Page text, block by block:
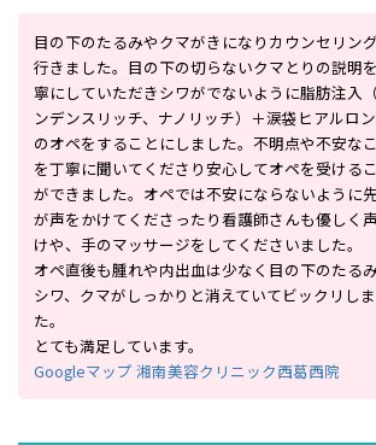
目の下のたるみやクマがきになりカウンセリン
行きました。目の下の切らないクマとりの説明
寧にしていただきシワがでないように脂肪注入
ンデンスリッチ、ナノリッチ）＋涙袋ヒアルロ
のオペをすることにしました。不明点や不安な
を丁寧に聞いてくださり安心してオペを受ける
ができました。オペでは不安にならないように
が声をかけてくださったり看護師さんも優しく
けや、手のマッサージをしてくださいました。
オペ直後も腫れや内出血は少なく目の下のたる
シワ、クマがしっかりと消えていてビックリし
た。
とても満足しています。
Googleマップ 湘南美容クリニック西葛西院